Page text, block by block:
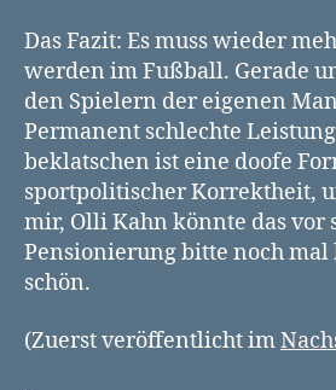
Das Fazit: Es muss wieder
werden im Fußball. Gerade
den Spielern der eigenen
Permanent schlechte
beklatschen ist eine doofe
sportpolitischer Korrektheit,
mir, Olli Kahn könnte das vor
Pensionierung bitte noch
schön.
(Zuerst veröffentlicht im